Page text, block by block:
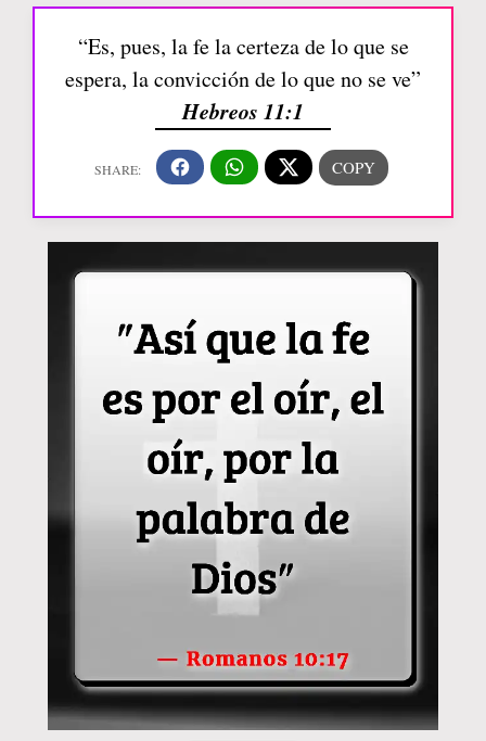
“Es, pues, la fe la certeza de lo que se
espera, la convicción de lo que no se ve”
Hebreos 11:1